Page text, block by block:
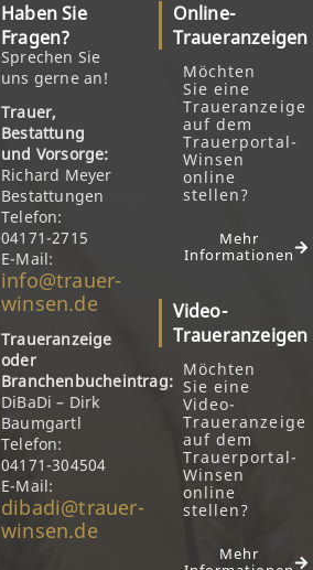
Haben Sie
Fragen?
Sprechen Sie
uns gerne an!
Trauer,
Bestattung
und Vorsorge:
Richard Meyer
Bestattungen
Telefon:
04171-2715
E-Mail:
info@trauer-
winsen.de
Traueranzeige
oder
Branchenbucheintrag:
DiBaDi – Dirk
Baumgartl
Telefon:
04171-304504
E-Mail:
dibadi@trauer-
winsen.de
Online-
Traueranzeigen
Möchten
Sie eine
Traueranzeige
auf dem
Trauerportal-
Winsen
online
stellen?
Mehr
Informationen
Video-
Traueranzeigen
Möchten
Sie eine
Video-
Traueranzeige
auf dem
Trauerportal-
Winsen
online
stellen?
Mehr